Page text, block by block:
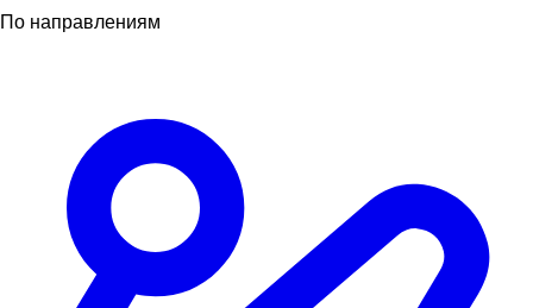
По направлениям